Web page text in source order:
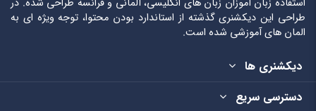
طراحی این دیکشنری گذشته از استاندارد بودن محتوا، توجه ویژه ای به
المان های آموزشی شده است.
دیکشنری ها
دسترسی سریع